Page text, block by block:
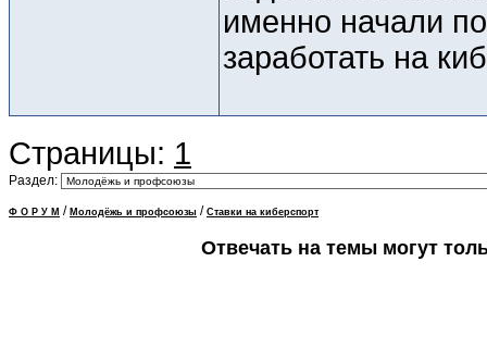
именно начали
заработать на
Страницы: 1
Раздел:
Ф О Р У М / Молодёжь и профсоюзы / Ставки на киберспорт
Отвечать на темы могут